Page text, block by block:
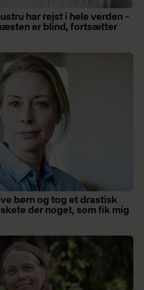
har rejst i hele verden –
er blind, fortsætter
børn og tog et drastisk
der noget, som fik mig